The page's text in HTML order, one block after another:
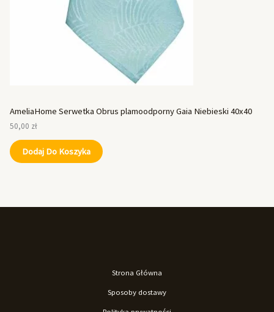
AmeliaHome Serwetka Obrus plamoodporny Gaia Niebieski 40x40
50,00 zł
Dodaj Do Koszyka
Strona Główna
Sposoby dostawy